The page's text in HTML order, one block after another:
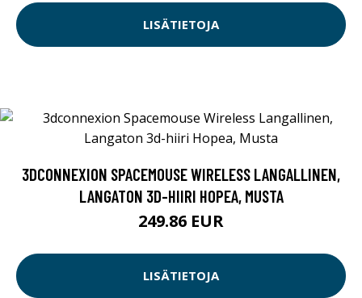
LISÄTIETOJA
3DCONNEXION SPACEMOUSE WIRELESS LANGALLINEN,
LANGATON 3D-HIIRI HOPEA, MUSTA
249.86 EUR
LISÄTIETOJA